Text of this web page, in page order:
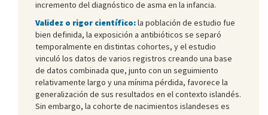
incremento del diagnóstico de asma en la infancia.
Validez o rigor científico:la población de estudio fue
bien definida, la exposición a antibióticos se separó
temporalmente en distintas cohortes, y el estudio
vinculó los datos de varios registros creando una base
de datos combinada que, junto con un seguimiento
relativamente largo y una mínima pérdida, favorece la
generalización de sus resultados en el contexto islandés.
Sin embargo, la cohorte de nacimientos islandeses es